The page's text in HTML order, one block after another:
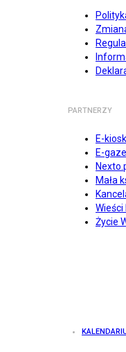
PARTNERZY
E-
E-
Mała
Wieści
Życie